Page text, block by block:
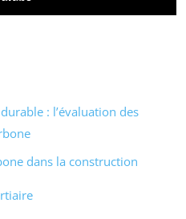
: l’évaluation des
dans la construction